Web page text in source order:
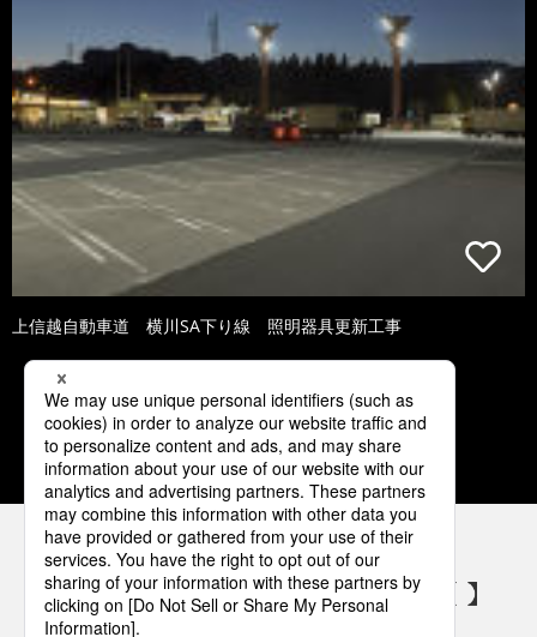
上信越自動車道 横川SA下り線 照明器具更新工事
2 3 4 5 6
パナソニックの電気設備 SNSアカウント